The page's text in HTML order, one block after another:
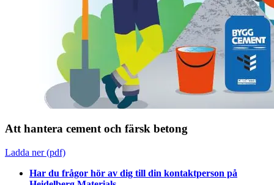
Att hantera cement och färsk betong
Ladda ner (pdf)
Har du frågor hör av dig till din kontaktperson på